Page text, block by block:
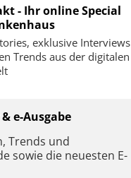
- Ihr online Special
exklusive Interviews
Trends aus der digitalen
e-Ausgabe
Trends und
sowie die neuesten E-